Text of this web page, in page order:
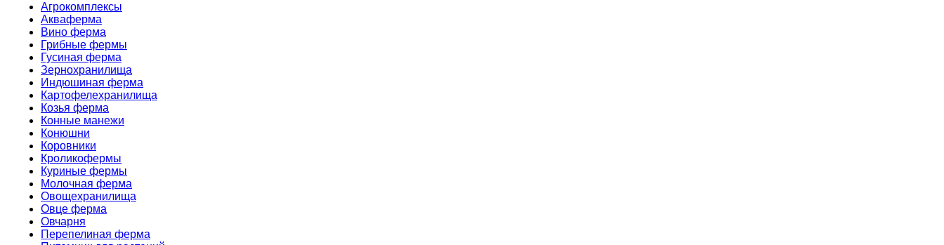
Агрокомплексы
Акваферма
Вино ферма
Грибные фермы
Гусиная ферма
Зернохранилища
Индюшиная ферма
Картофелехранилища
Козья ферма
Конные манежи
Конюшни
Коровники
Кроликофермы
Куриные фермы
Молочная ферма
Овощехранилища
Овце ферма
Овчарня
Перепелиная ферма